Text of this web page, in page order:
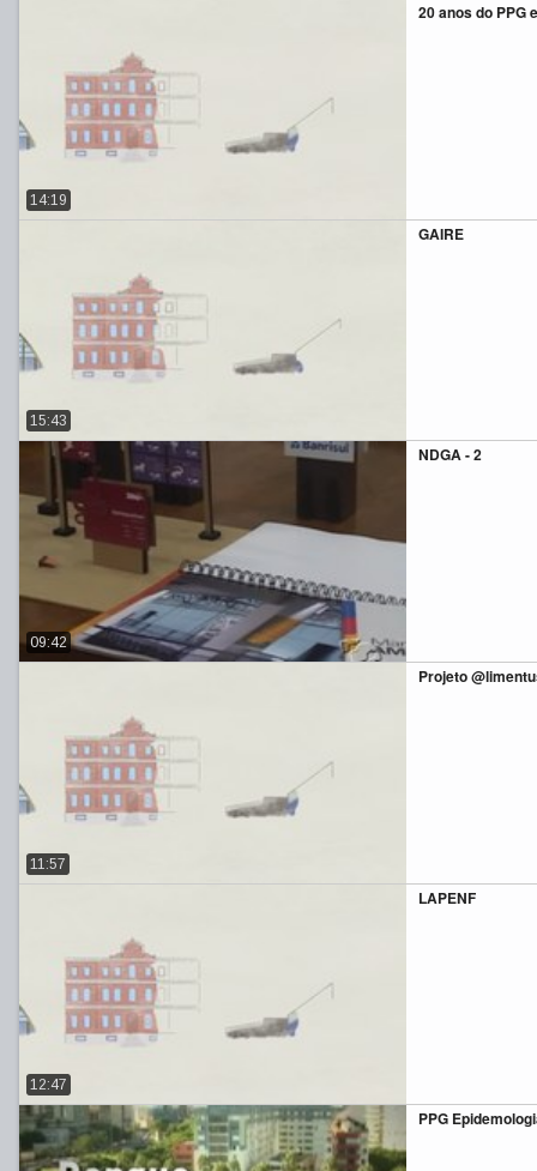
20 anos do PPG
14:19
GAIRE
15:43
NDGA - 2
09:42
Projeto
11:57
LAPENF
12:47
PPG